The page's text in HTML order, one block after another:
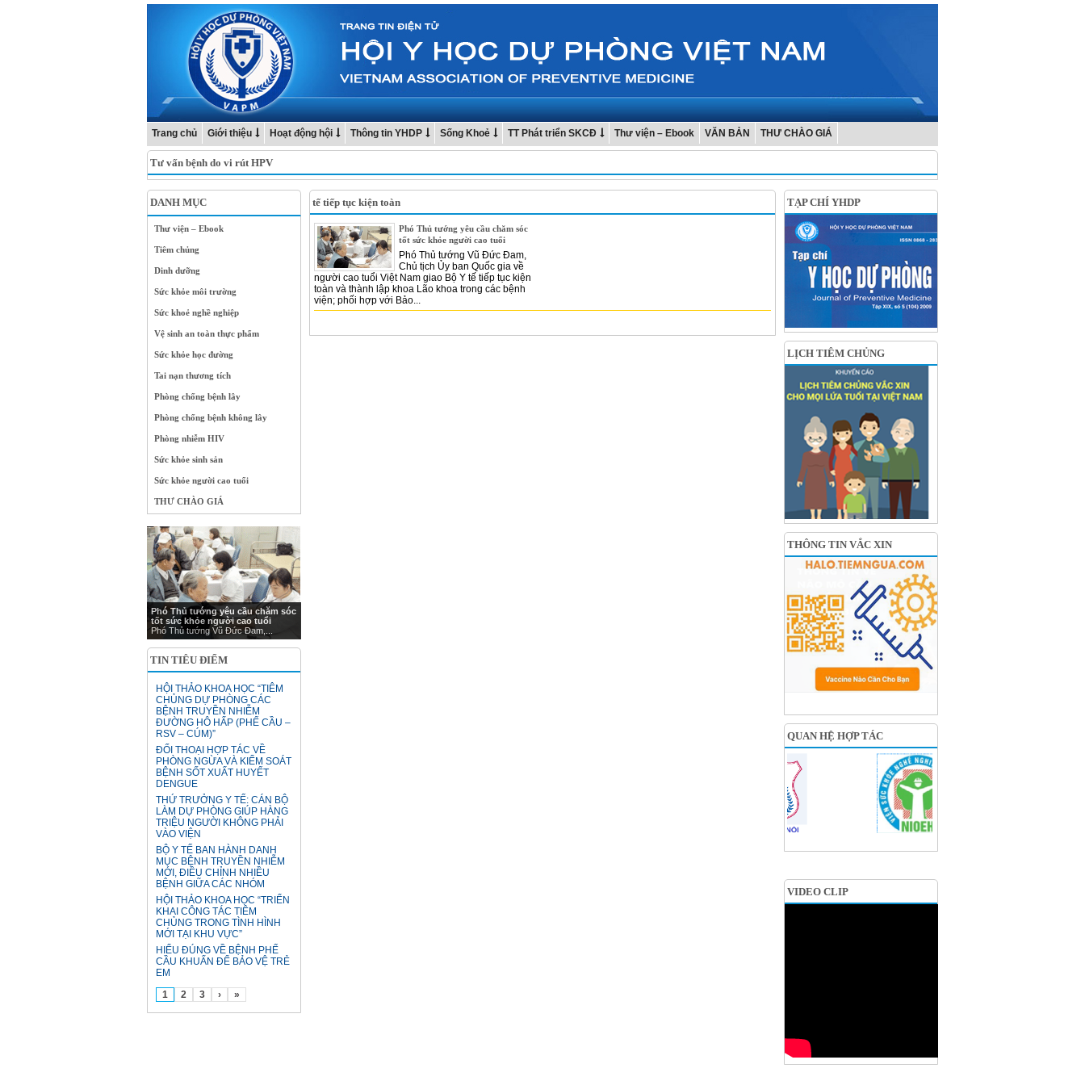
Trang chủ Giới thiệu Hoạt động hội Thông tin YHDP Sống Khoẻ TT Phát triển SKCĐ Thư viện – Ebook VĂN BẢN THƯ CHÀO GIÁ
Tư vấn bệnh do vi rút HPV
DANH MỤC
Thư viện – Ebook
Tiêm chủng
Dinh dưỡng
Sức khỏe môi trường
Sức khoẻ nghề nghiệp
Vệ sinh an toàn thực phẩm
Sức khỏe học đường
Tai nạn thương tích
Phòng chống bệnh lây
Phòng chống bệnh không lây
Phòng nhiễm HIV
Sức khỏe sinh sản
Sức khỏe người cao tuổi
THƯ CHÀO GIÁ
Phó Thủ tướng yêu cầu chăm sóc
tốt sức khỏe người cao tuổi
Phó Thủ tướng Vũ Đức Đam,...
TIN TIÊU ĐIỂM
HỘI THẢO KHOA HỌC “TIÊM
CHỦNG DỰ PHÒNG CÁC
BỆNH TRUYỀN NHIỄM
ĐƯỜNG HÔ HẤP (PHẾ CẦU –
RSV – CÚM)”
ĐỐI THOẠI HỢP TÁC VỀ
PHÒNG NGỪA VÀ KIỂM SOÁT
BỆNH SỐT XUẤT HUYẾT
DENGUE
THỨ TRƯỞNG Y TẾ: CÁN BỘ
LÀM DỰ PHÒNG GIÚP HÀNG
TRIỆU NGƯỜI KHÔNG PHẢI
VÀO VIỆN
BỘ Y TẾ BAN HÀNH DANH
MỤC BỆNH TRUYỀN NHIỄM
MỚI, ĐIỀU CHỈNH NHIỀU
BỆNH GIỮA CÁC NHÓM
HỘI THẢO KHOA HỌC “TRIỂN
KHAI CÔNG TÁC TIÊM
CHỦNG TRONG TÌNH HÌNH
MỚI TẠI KHU VỰC”
HIỂU ĐÚNG VỀ BỆNH PHẾ
CẦU KHUẨN ĐỂ BẢO VỆ TRẺ
EM
1
2 3 › »
tế tiếp tục kiện toàn
Phó Thủ tướng yêu cầu chăm sóc
tốt sức khỏe người cao tuổi
Phó Thủ tướng Vũ Đức Đam,
Chủ tịch Ủy ban Quốc gia về
người cao tuổi Việt Nam giao Bộ Y tế tiếp tục kiện
toàn và thành lập khoa Lão khoa trong các bệnh
viện; phối hợp với Bảo...
TẠP CHÍ YHDP
LỊCH TIÊM CHỦNG
THÔNG TIN VẮC XIN
QUAN HỆ HỢP TÁC
VIDEO CLIP